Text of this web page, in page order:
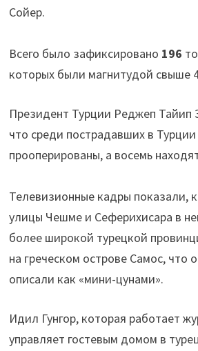
Сойер.
Всего было зафиксировано 196
которых были магнитудой свыше
Президент Турции Реджеп Тайип
что среди пострадавших в
прооперированы, а восемь
Телевизионные кадры показали,
улицы Чешме и Сеферихисара в
более широкой турецкой
на греческом острове Самос, что
описали как «мини-цунами».
Идил Гунгор, которая работает
управляет гостевым домом в